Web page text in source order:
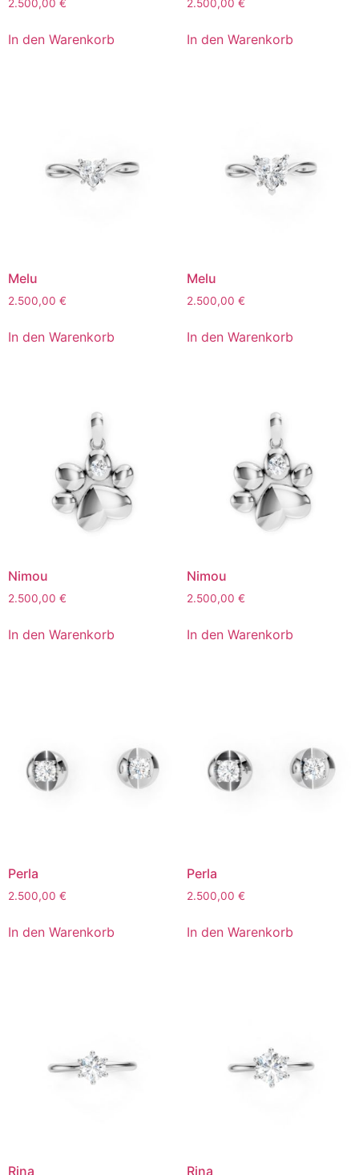
2.500,00 €
In den Warenkorb
2.500,00 €
In den Warenkorb
Melu
2.500,00 €
In den Warenkorb
Melu
2.500,00 €
In den Warenkorb
Nimou
2.500,00 €
In den Warenkorb
Nimou
2.500,00 €
In den Warenkorb
Perla
2.500,00 €
In den Warenkorb
Perla
2.500,00 €
In den Warenkorb
Rina Rina